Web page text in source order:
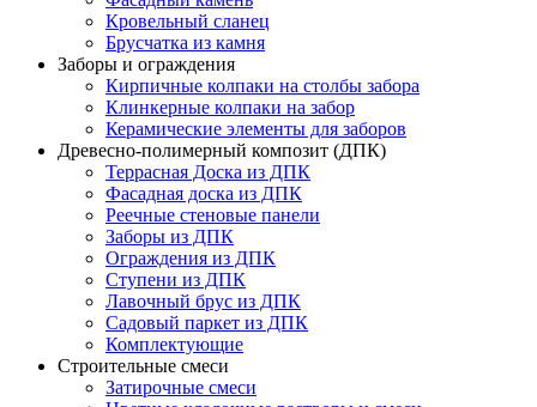
Кровельный сланец
Брусчатка из камня
Заборы и ограждения
Кирпичные колпаки на столбы забора
Клинкерные колпаки на забор
Керамические элементы для заборов
Древесно-полимерный композит (ДПК)
Террасная Доска из ДПК
Фасадная доска из ДПК
Реечные стеновые панели
Заборы из ДПК
Ограждения из ДПК
Ступени из ДПК
Лавочный брус из ДПК
Садовый паркет из ДПК
Комплектующие
Строительные смеси
Затирочные смеси